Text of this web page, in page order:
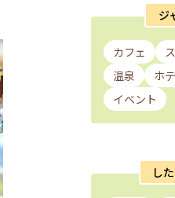
ジ
カフェ
温泉
ホ
イベント
し